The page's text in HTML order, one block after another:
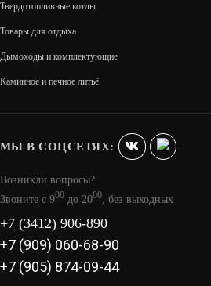
КОМПЛЕКТ ГЕФЕСТ ЗК
Твердотопливные котлы
Товары для отдыха
Дымоходы и комплектующие
Каминное и печное литьё
МЫ В СОЦСЕТЯХ:
Возникли вопросы?
Звоните с 900 до 2000 , без выходных
+7 (3412) 906-890
+7 (909) 060-68-90
+7 (905) 874-09-44